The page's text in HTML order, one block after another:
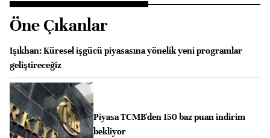
Öne Çıkanlar
Işıkhan: Küresel işgücü piyasasına yönelik yeni programlar
geliştireceğiz
Piyasa TCMB'den 150 baz puan indirim
bekliyor